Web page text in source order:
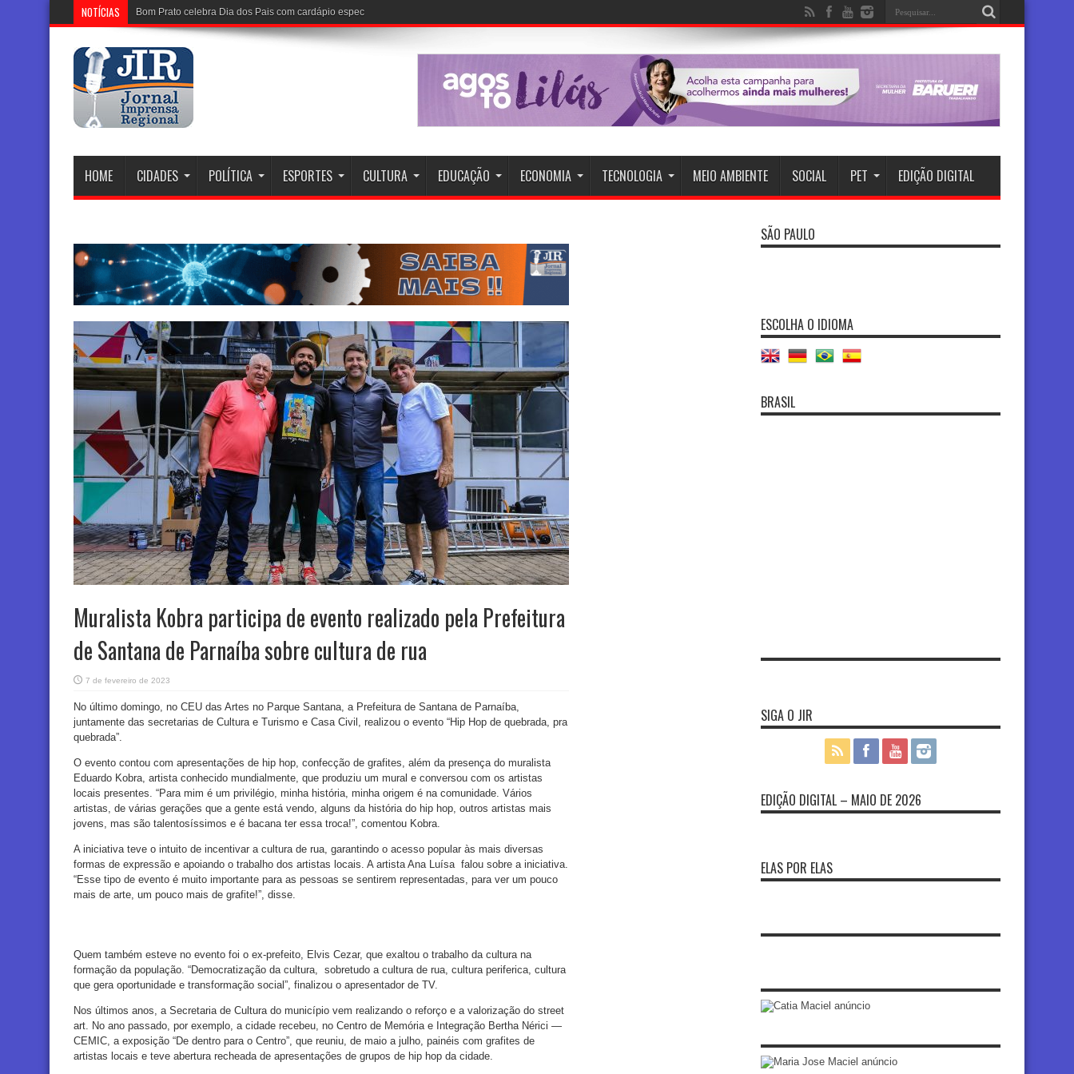
NOTÍCIAS
HOME CIDADES POLÍTICA ESPORTES CULTURA EDUCAÇÃO ECONOMIA TECNOLOGIA MEIO AMBIENTE SOCIAL PET EDIÇÃO DIGITAL
Muralista Kobra participa de evento realizado pela Prefeitura
de Santana de Parnaíba sobre cultura de rua
7 de fevereiro de 2023
No último domingo, no CEU das Artes no Parque Santana, a Prefeitura de Santana de Parnaíba,
juntamente das secretarias de Cultura e Turismo e Casa Civil, realizou o evento “Hip Hop de quebrada, pra
quebrada”.
O evento contou com apresentações de hip hop, confecção de grafites, além da presença do muralista
Eduardo Kobra, artista conhecido mundialmente, que produziu um mural e conversou com os artistas
locais presentes. “Para mim é um privilégio, minha história, minha origem é na comunidade. Vários
artistas, de várias gerações que a gente está vendo, alguns da história do hip hop, outros artistas mais
jovens, mas são talentosíssimos e é bacana ter essa troca!”, comentou Kobra.
A iniciativa teve o intuito de incentivar a cultura de rua, garantindo o acesso popular às mais diversas
formas de expressão e apoiando o trabalho dos artistas locais. A artista Ana Luísa falou sobre a iniciativa.
“Esse tipo de evento é muito importante para as pessoas se sentirem representadas, para ver um pouco
mais de arte, um pouco mais de grafite!”, disse.
Quem também esteve no evento foi o ex-prefeito, Elvis Cezar, que exaltou o trabalho da cultura na
formação da população. “Democratização da cultura, sobretudo a cultura de rua, cultura periferica, cultura
que gera oportunidade e transformação social”, finalizou o apresentador de TV.
Nos últimos anos, a Secretaria de Cultura do município vem realizando o reforço e a valorização do street
art. No ano passado, por exemplo, a cidade recebeu, no Centro de Memória e Integração Bertha Nérici —
CEMIC, a exposição “De dentro para o Centro”, que reuniu, de maio a julho, painéis com grafites de
artistas locais e teve abertura recheada de apresentações de grupos de hip hop da cidade.
SÃO PAULO
ESCOLHA O IDIOMA
BRASIL
SIGA O JIR
EDIÇÃO DIGITAL – MAIO DE 2026
ELAS POR ELAS